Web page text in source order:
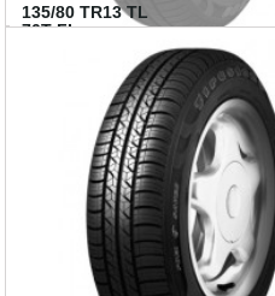
135/80 TR13 TL
70T FI...